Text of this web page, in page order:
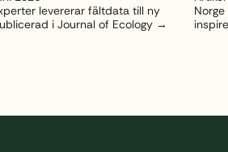
levererar fältdata till ny
i Journal of Ecology